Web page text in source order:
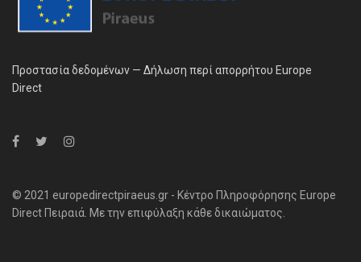
Προστασία δεδομένων — Δήλωση περί απορρήτου Europe
Direct
© 2021 europedirectpiraeus.gr - Κέντρο Πληροφόρησης Europe
Direct Πειραιά. Με την επιφύλαξη κάθε δικαιώματος.